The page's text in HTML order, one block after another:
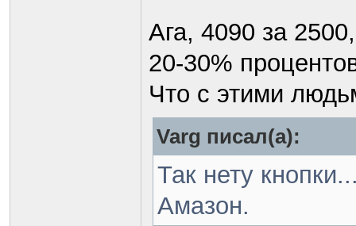
Ага, 4090 за
20-30%
Что с этими
Varg писал(а):
Так нету
Амазон.